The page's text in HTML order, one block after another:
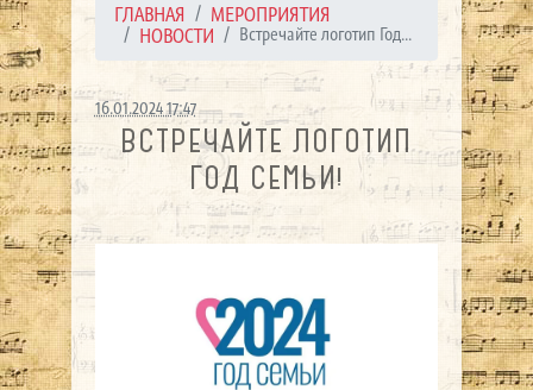
ГЛАВНАЯ
МЕРОПРИЯТИЯ
НОВОСТИ
Встречайте логотип Год...
16.01.2024 17:47
ВСТРЕЧАЙТЕ ЛОГОТИП
ГОД СЕМЬИ!